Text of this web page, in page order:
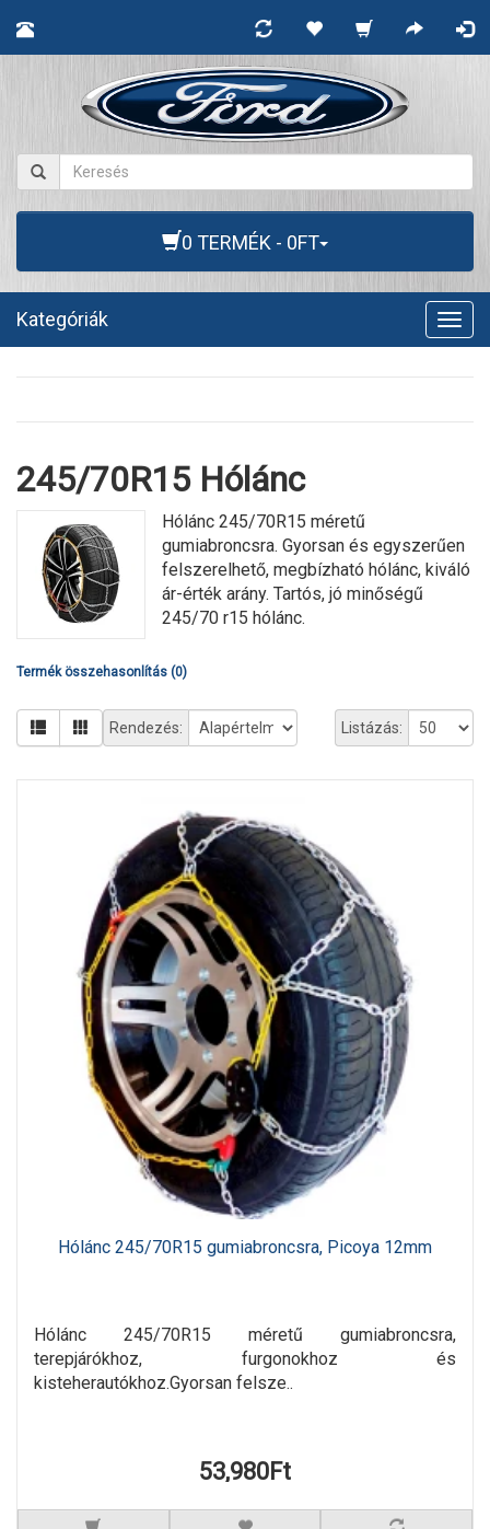
0 TERMÉK - 0FT
Kategóriák
245/70R15 Hólánc
Hólánc 245/70R15 méretű
gumiabroncsra. Gyorsan és egyszerűen
felszerelhető, megbízható hólánc, kiváló
ár-érték arány. Tartós, jó minőségű
245/70 r15 hólánc.
Termék összehasonlítás (0)
Listázás:
Rendezés:
Hólánc 245/70R15 gumiabroncsra, Picoya 12mm
Hólánc 245/70R15 méretű gumiabroncsra,
terepjárókhoz, furgonokhoz és
kisteherautókhoz.Gyorsan felsze..
53,980Ft